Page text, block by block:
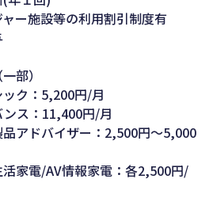
ー施設等の利用割引制度有
部）
ック：5,200円/月
ンス：11,400円/月
品アドバイザー：2,500円～5,000
家電/AV情報家電：各2,500円/